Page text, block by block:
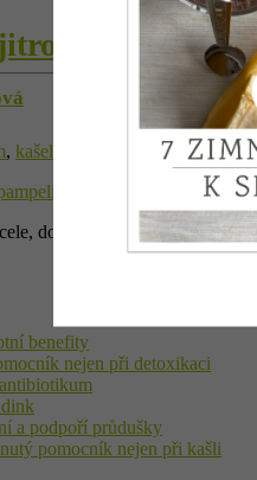
a
, kašel lymfa, močové
doplněné o recept na salát z
benefity
nejen při detoxikaci
a podpoří průdušky
pomocník nejen při kašli